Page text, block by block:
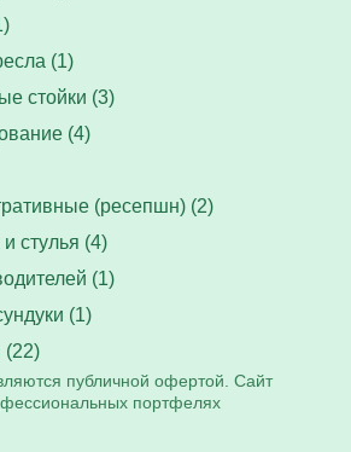
(1)
стойки (3)
(4)
(ресепшн) (2)
стулья (4)
(1)
(1)
(22)
публичной офертой. Сайт
портфелях